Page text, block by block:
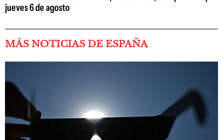
jueves 6 de agosto
MÁS NOTICIAS DE ESPAÑA